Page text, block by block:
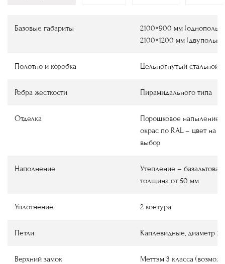
Базовые габариты
2100×900 мм
2100×1200 мм
Полотно и коробка Цельногнутый стальной
Ребра жесткости Пирамидального типа
Отделка Порошковое напыление
окрас по RAL– цвет на
выбор
Наполнение Утепление – базальтовая
толщина от 50 мм
Уплотнение 2 контура
Петли Каплевидные, диаметр
Верхний замок
Меттэм 3 класса